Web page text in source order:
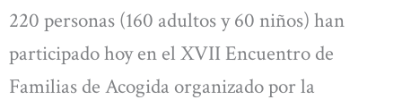
220 personas (160 adultos y 60 niños) han
participado hoy en el XVII Encuentro de
Familias de Acogida organizado por la